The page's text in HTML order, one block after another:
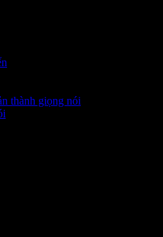
thành giọng nói